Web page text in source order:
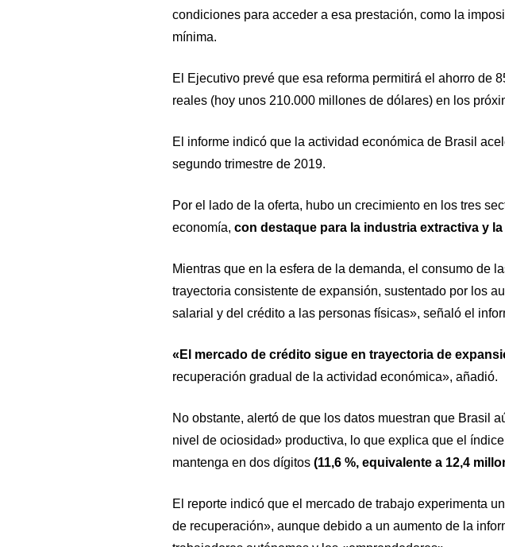
condiciones para acceder a esa prestación, como la
mínima.
El Ejecutivo prevé que esa reforma permitirá el ahorro de
reales (hoy unos 210.000 millones de dólares) en los
El informe indicó que la actividad económica de Brasil
segundo trimestre de 2019.
Por el lado de la oferta, hubo un crecimiento en los tres
economía, con destaque para la industria extractiva y
Mientras que en la esfera de la demanda, el consumo de
trayectoria consistente de expansión, sustentado por los
salarial y del crédito a las personas físicas», señaló el
«El mercado de crédito sigue en trayectoria de
recuperación gradual de la actividad económica», añadió.
No obstante, alertó de que los datos muestran que Brasil
nivel de ociosidad» productiva, lo que explica que el
mantenga en dos dígitos (11,6 %, equivalente a 12,4
El reporte indicó que el mercado de trabajo experimenta
de recuperación», aunque debido a un aumento de la